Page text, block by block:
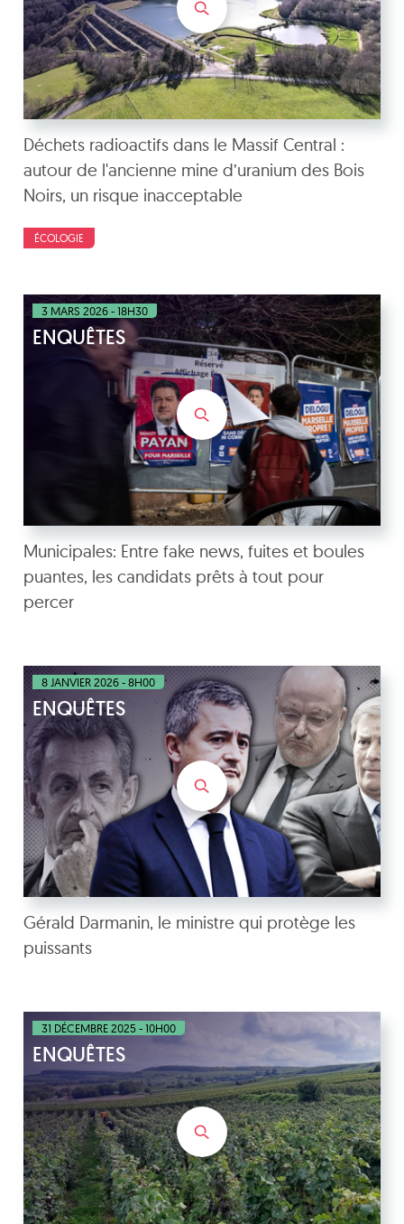
Déchets radioactifs dans le Massif Central :
autour de l'ancienne mine d’uranium des Bois
Noirs, un risque inacceptable
ÉCOLOGIE
3 MARS 2026 - 18H30
ENQUÊTES
Municipales: Entre fake news, fuites et boules
puantes, les candidats prêts à tout pour
percer
8 JANVIER 2026 - 8H00
ENQUÊTES
Gérald Darmanin, le ministre qui protège les
puissants
31 DÉCEMBRE 2025 - 10H00
ENQUÊTES